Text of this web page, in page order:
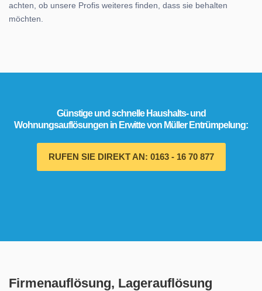
achten, ob unsere Profis weiteres finden, dass sie behalten
möchten.
Günstige und schnelle Haushalts- und
Wohnungsauflösungen in Erwitte von Müller Entrümpelung:
RUFEN SIE DIREKT AN: 0163 - 16 70 877
Firmenauflösung, Lagerauflösung